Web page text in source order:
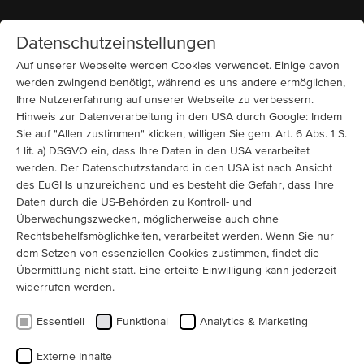
MENÜ Startseite
News
Welcome to our new apprentices
Heute heißen wir unsere neuen Auszubildenden bei
MENZEL Elektromotoren herzlich willkommen. Eine
Ausbildung ist der Start in einen neuen Lebensabschnitt
und wir freuen uns, die jungen Menschen auf diesem
Weg zu begleiten.
Ausbildung mit Verantwortung
Schon in den 1970er-Jahren legte Unternehmensgründer Kurt
nur in Deutschland, sondern auch international. Gemeinsam mit
Datenschutzeinstellungen
Auf unserer Webseite werden Cookies verwendet. Einige davon
werden zwingend benötigt, während es uns andere ermöglichen,
Ihre Nutzererfahrung auf unserer Webseite zu verbessern.
Hinweis zur Datenverarbeitung in den USA durch Google: Indem
Sie auf "Allen zustimmen" klicken, willigen Sie gem. Art. 6 Abs. 1 S.
1 lit. a) DSGVO ein, dass Ihre Daten in den USA verarbeitet
werden. Der Datenschutzstandard in den USA ist nach Ansicht
des EuGHs unzureichend und es besteht die Gefahr, dass Ihre
Daten durch die US-Behörden zu Kontroll- und
Überwachungszwecken, möglicherweise auch ohne
Rechtsbehelfsmöglichkeiten, verarbeitet werden. Wenn Sie nur
dem Setzen von essenziellen Cookies zustimmen, findet die
Übermittlung nicht statt. Eine erteilte Einwilligung kann jederzeit
widerrufen werden.
Essentiell Funktional Analytics & Marketing
Externe Inhalte